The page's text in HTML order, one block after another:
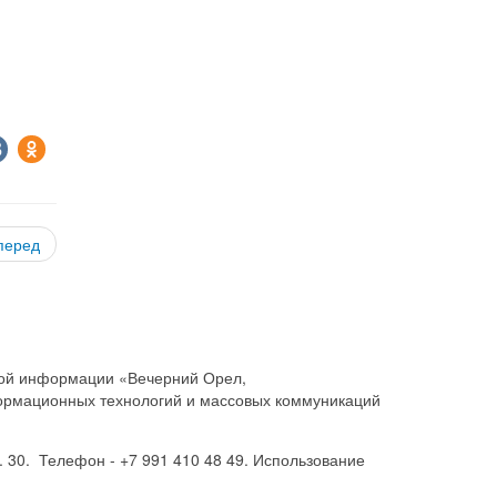
информации «Вечерний Орел,
технологий и массовых коммуникаций
30. Телефон - +7 991 410 48 49. Использование